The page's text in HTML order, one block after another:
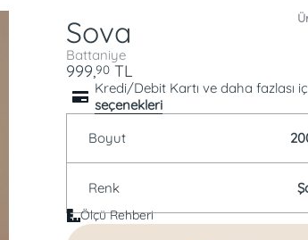
Sova
Battaniye
999,90 TL
Kredi/Debit Kartı ve daha fazlası
seçenekleri
Boyut
Renk
Ölçü Rehberi